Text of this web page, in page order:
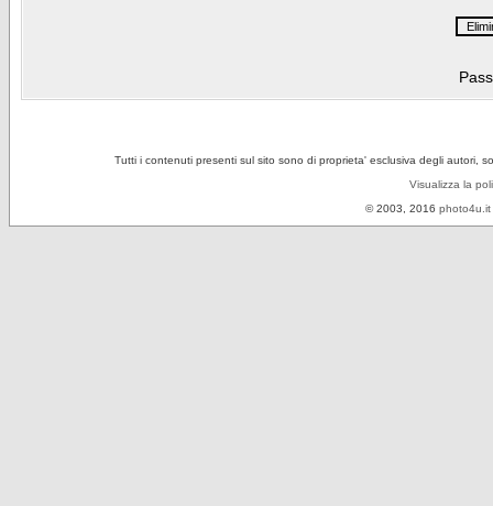
Tutti i contenuti presenti sul sito sono di proprieta' esclusiva degli autori,
Visualizza la
© 2003, 2016 photo4u.it